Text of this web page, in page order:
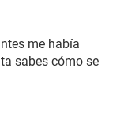
me había
sabes cómo se